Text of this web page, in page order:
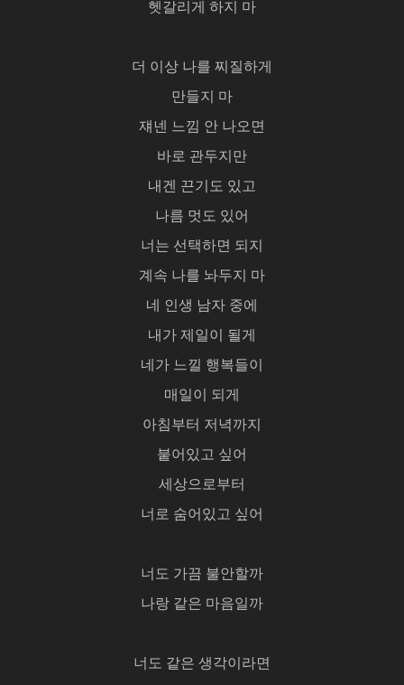
헷갈리게 하지 마
더 이상 나를 찌질하게
만들지 마
쟤넨 느낌 안 나오면
바로 관두지만
내겐 끈기도 있고
나름 멋도 있어
너는 선택하면 되지
계속 나를 놔두지 마
네 인생 남자 중에
내가 제일이 될게
네가 느낄 행복들이
매일이 되게
아침부터 저녁까지
붙어있고 싶어
세상으로부터
너로 숨어있고 싶어
너도 가끔 불안할까
나랑 같은 마음일까
너도 같은 생각이라면